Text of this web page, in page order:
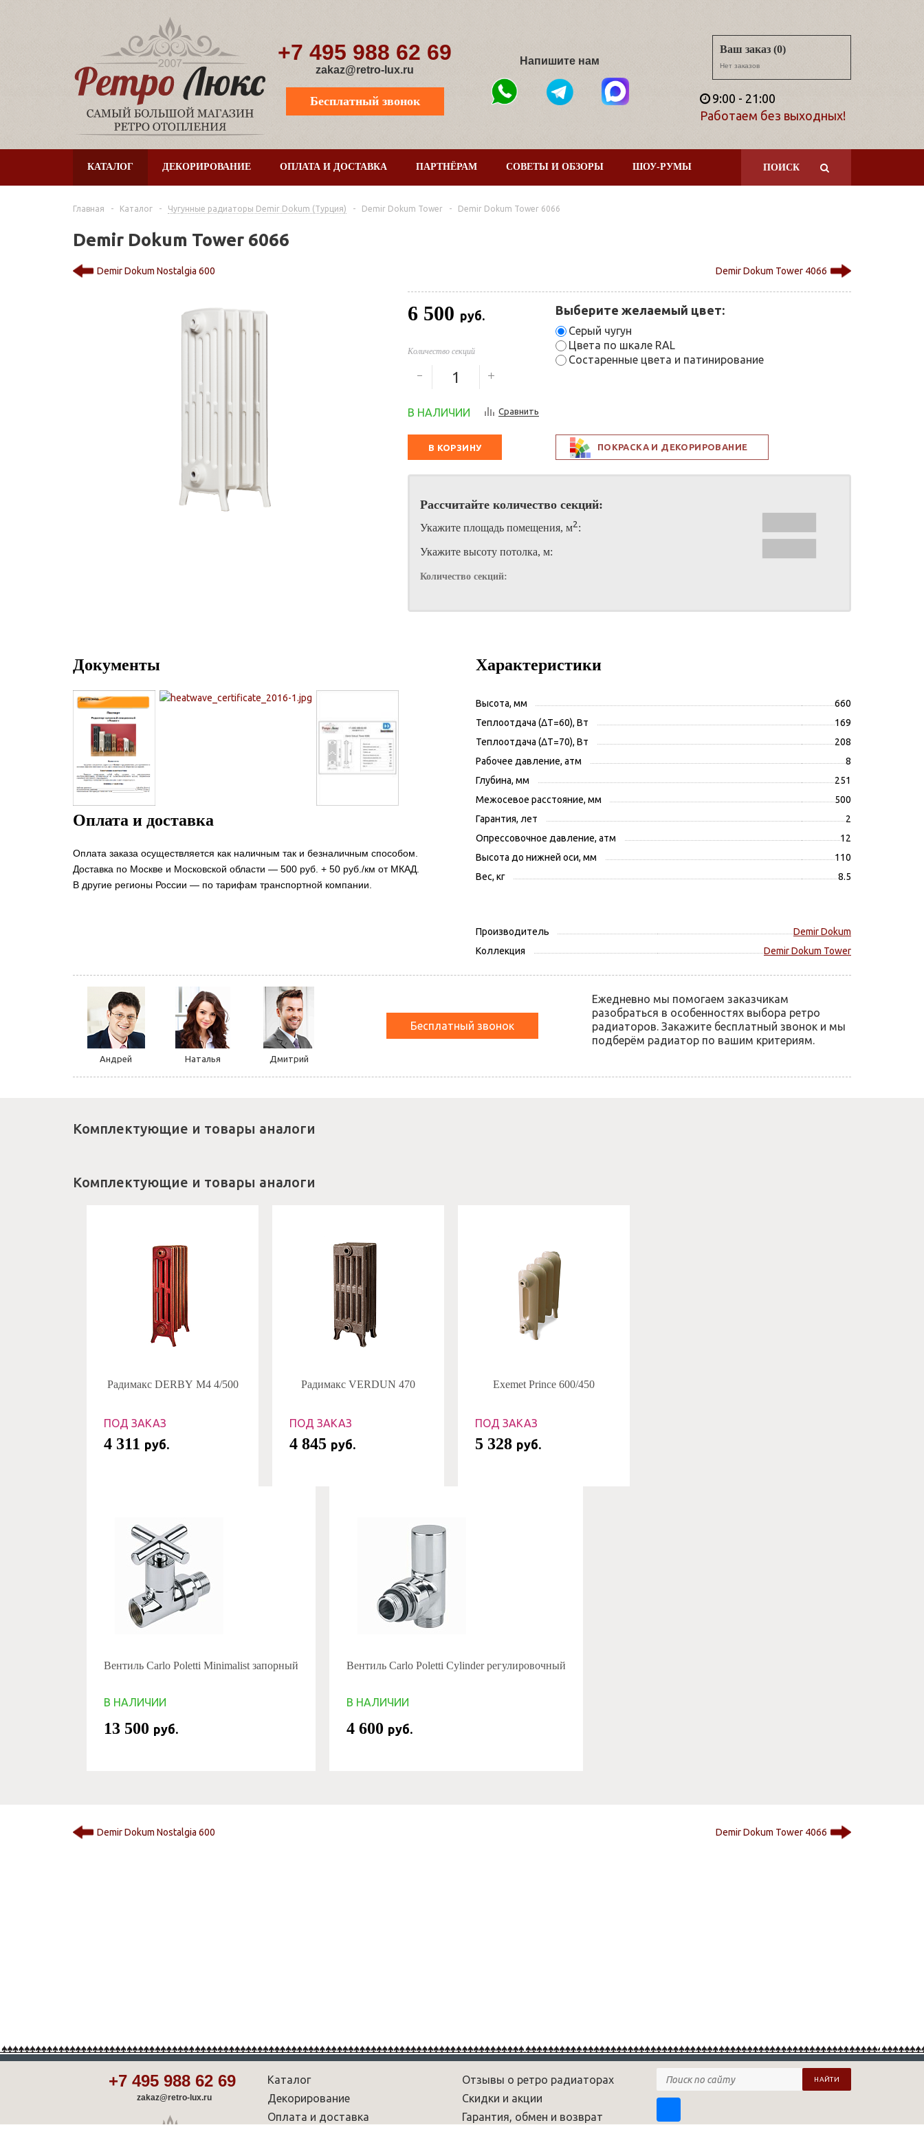
+7 495 988 62 69
zakaz@retro-lux.ru
Бесплатный звонок
Напишите нам
Ваш заказ (0)
Нет заказов
9:00 - 21:00
Работаем без выходных!
ПОИСК
КАТАЛОГ ДЕКОРИРОВАНИЕ ОПЛАТА И ДОСТАВКА ПАРТНЁРАМ СОВЕТЫ И ОБЗОРЫ ШОУ-РУМЫ
Главная - Каталог - Чугунные радиаторы Demir Dokum (Турция) - Demir Dokum Tower - Demir Dokum Tower 6066
Demir Dokum Tower 6066
Demir Dokum Nostalgia 600 Demir Dokum Tower 4066
6 500 руб.
Количество секций
В НАЛИЧИИ Сравнить
Выберите желаемый цвет:
Серый чугун
Цвета по шкале RAL
Состаренные цвета и патинирование
В КОРЗИНУ ПОКРАСКА И ДЕКОРИРОВАНИЕ
Рассчитайте количество секций:
Укажите площадь помещения, м2:
Укажите высоту потолка, м:
Количество секций:
Документы
Оплата и доставка
Оплата заказа осуществляется как наличным так и безналичным способом.
Доставка по Москве и Московской области — 500 руб. + 50 руб./км от МКАД.
В другие регионы России — по тарифам транспортной компании.
Характеристики
Высота, мм
660
Теплоотдача (ΔT=60), Вт
169
Теплоотдача (ΔT=70), Вт
208
Рабочее давление, атм
8
Глубина, мм
251
Межосевое расстояние, мм
500
Гарантия, лет
2
Опрессовочное давление, атм
12
Высота до нижней оси, мм
110
Вес, кг
8.5
Производитель
Demir Dokum
Коллекция
Demir Dokum Tower
Андрей Наталья Дмитрий
Бесплатный звонок
Ежедневно мы помогаем заказчикам
разобраться в особенностях выбора ретро
радиаторов. Закажите бесплатный звонок и мы
подберём радиатор по вашим критериям.
Комплектующие и товары аналоги
Комплектующие и товары аналоги
Радимакс DERBY M4 4/500
ПОД ЗАКАЗ
4 311 руб.
Радимакс VERDUN 470
ПОД ЗАКАЗ
4 845 руб.
Exemet Prince 600/450
ПОД ЗАКАЗ
5 328 руб.
Вентиль Carlo Poletti Minimalist запорный
В НАЛИЧИИ
13 500 руб.
Вентиль Carlo Poletti Cylinder регулировочный
В НАЛИЧИИ
4 600 руб.
Demir Dokum Nostalgia 600 Demir Dokum Tower 4066
+7 495 988 62 69
zakaz@retro-lux.ru
Каталог
Декорирование
Оплата и доставка
Отзывы о ретро радиаторах
Скидки и акции
Гарантия, обмен и возврат
НАЙТИ